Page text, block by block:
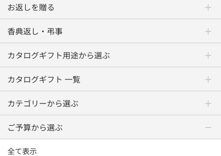
お返しを贈る
香典返し・弔事
カタログギフト用途から選ぶ
カタログギフト 一覧
カテゴリーから選ぶ
ご予算から選ぶ
全て表示